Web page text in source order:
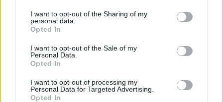
I want to opt-out of the Sharing of my
personal data.
Opted In
I want to opt-out of the Sale of my
Personal Data.
Opted In
I want to opt-out of processing my
Personal Data for Targeted Advertising.
Opted In
παραλίες
«καλύτερους φίλους» 11 χρόνια
Οι δύο σταρ του Χόλιγουντ απέδειξαν
ότι η αγάπη και ο σεβασμός μπορούν να